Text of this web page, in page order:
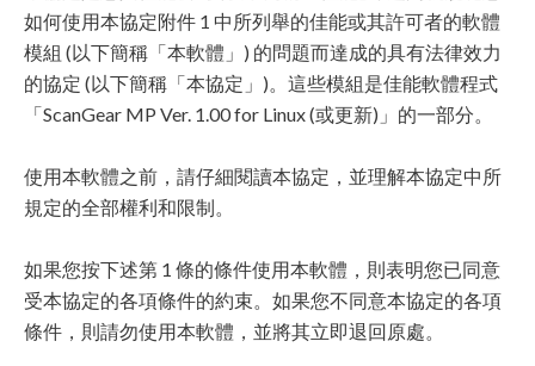
如何使用本協定附件 1 中所列舉的佳能或其許可者的軟體
模組 (以下簡稱「本軟體」) 的問題而達成的具有法律效力
的協定 (以下簡稱「本協定」)。這些模組是佳能軟體程式
「ScanGear MP Ver. 1.00 for Linux (或更新)」的一部分。
使用本軟體之前，請仔細閱讀本協定，並理解本協定中所
規定的全部權利和限制。
如果您按下述第 1 條的條件使用本軟體，則表明您已同意
受本協定的各項條件的約束。如果您不同意本協定的各項
條件，則請勿使用本軟體，並將其立即退回原處。